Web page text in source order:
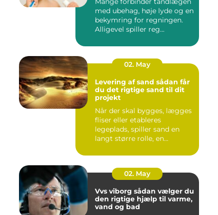
med ubehag, høje lyde og en
bekymring for regningen.
Alligevel spiller reg...
02. May
Levering af sand sådan får
du det rigtige sand til dit
projekt
Når der skal bygges, lægges
fliser eller etableres
legeplads, spiller sand en
langt større rolle, en...
02. May
Vvs viborg sådan vælger du
den rigtige hjælp til varme,
vand og bad